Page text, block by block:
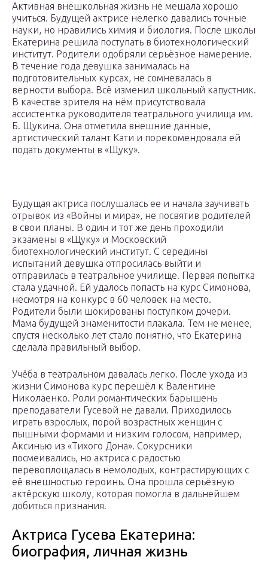
Активная внешкольная жизнь не мешала хорошо
учиться. Будущей актрисе нелегко давались точные
науки, но нравились химия и биология. После школы
Екатерина решила поступать в биотехнологический
институт. Родители одобряли серьёзное намерение.
В течение года девушка занималась на
подготовительных курсах, не сомневалась в
верности выбора. Всё изменил школьный капустник.
В качестве зрителя на нём присутствовала
ассистентка руководителя театрального училища им.
Б. Щукина. Она отметила внешние данные,
артистический талант Кати и порекомендовала ей
подать документы в «Щуку».
Будущая актриса послушалась ее и начала заучивать
отрывок из «Войны и мира», не посвятив родителей
в свои планы. В один и тот же день проходили
экзамены в «Щуку» и Московский
биотехнологический институт. С середины
испытаний девушка отпросилась выйти и
отправилась в театральное училище. Первая попытка
стала удачной. Ей удалось попасть на курс Симонова,
несмотря на конкурс в 60 человек на место.
Родители были шокированы поступком дочери.
Мама будущей знаменитости плакала. Тем не менее,
спустя несколько лет стало понятно, что Екатерина
сделала правильный выбор.
Учёба в театральном давалась легко. После ухода из
жизни Симонова курс перешёл к Валентине
Николаенко. Роли романтических барышень
преподаватели Гусевой не давали. Приходилось
играть взрослых, порой возрастных женщин с
пышными формами и низким голосом, например,
Аксинью из «Тихого Дона». Сокурсники
посмеивались, но актриса с радостью
перевоплощалась в немолодых, контрастирующих с
её внешностью героинь. Она прошла серьёзную
актёрскую школу, которая помогла в дальнейшем
добиться признания.
Актриса Гусева Екатерина:
биография, личная жизнь